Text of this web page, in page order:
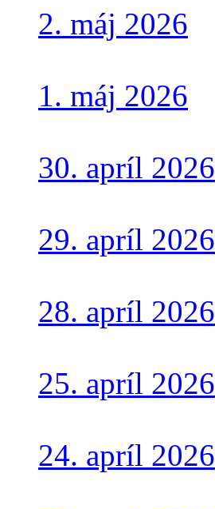
2. máj 2026
1. máj 2026
30. apríl 2026
29. apríl 2026
28. apríl 2026
25. apríl 2026
24. apríl 2026